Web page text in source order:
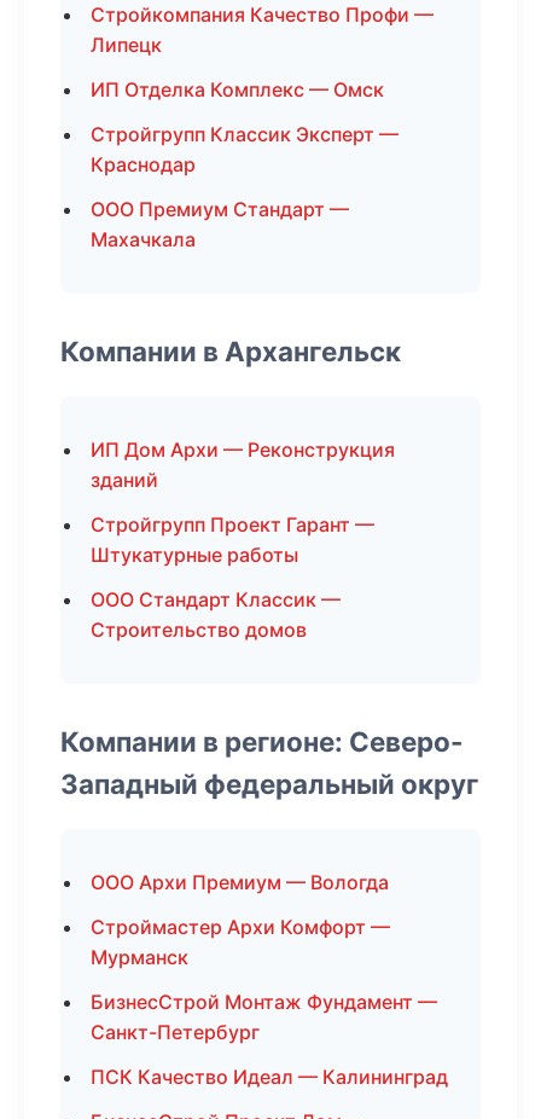
Стройкомпания Качество Профи —
Липецк
ИП Отделка Комплекс — Омск
Стройгрупп Классик Эксперт —
Краснодар
ООО Премиум Стандарт —
Махачкала
Компании в Архангельск
ИП Дом Архи — Реконструкция
зданий
Стройгрупп Проект Гарант —
Штукатурные работы
ООО Стандарт Классик —
Строительство домов
Компании в регионе: Северо-
Западный федеральный округ
ООО Архи Премиум — Вологда
Строймастер Архи Комфорт —
Мурманск
БизнесСтрой Монтаж Фундамент —
Санкт-Петербург
ПСК Качество Идеал — Калининград